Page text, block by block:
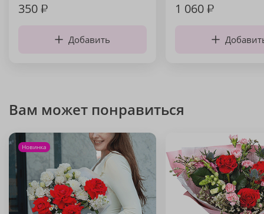
350₽
Добавить
1 060₽
Вам может понравиться
Новинка